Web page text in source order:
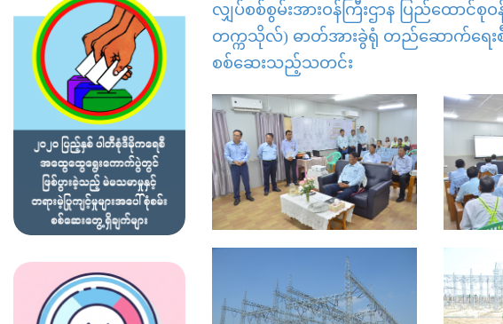
လျှပ်စစ်စွမ်းအားဝန်ကြီးဌာန ပြည်ထောင်
တက္ကသိုလ်) ဓာတ်အားခွဲရုံ တည်ဆောက်ရေး
စစ်ဆေးသည့်သတင်း